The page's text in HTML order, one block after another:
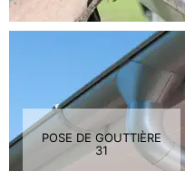
POSE DE GOUTTIÈRE
31